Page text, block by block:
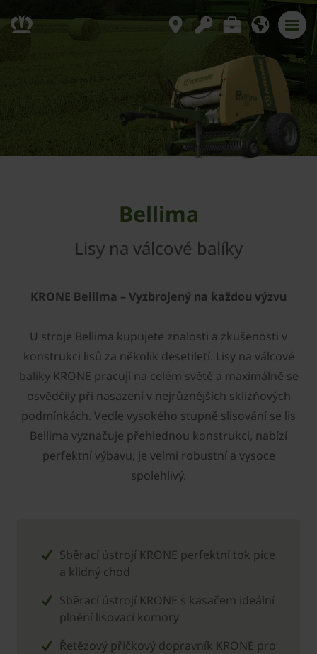
Bellima
Lisy na válcové balíky
­KRONE Bellima – Vyzbrojený na každou výzvu
U stroje Bellima kupujete znalosti a zkušenosti v
konstrukci lisů za několik desetiletí. Lisy na válcové
balíky ­KRONE pracují na celém světě a maximálně se
osvědčily při nasazení v nejrůznějších sklizňových
podmínkách. Vedle vysokého stupně slisování se lis
Bellima vyznačuje přehlednou konstrukci, nabízí
perfektní výbavu, je velmi robustní a vysoce
spolehlivý.
Sběrací ústrojí ­KRONE perfektní tok píce
a klidný chod
Sběrací ústrojí ­KRONE s kasačem ideální
plnění lisovací komory
Řetězový příčkový dopravník ­KRONE pro